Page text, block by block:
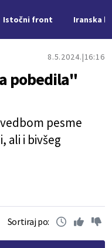
Istočni front Iranska
8.5.2024. 16:16
pobedila"
pesme
ali i bivšeg
Sortiraj po: